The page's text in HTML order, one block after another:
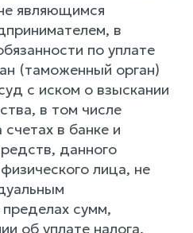
являющимся
в
по уплате
(таможенный орган)
с иском о взыскании
в том числе
в банке и
данного
лица, не
сумм,
об уплате налога.